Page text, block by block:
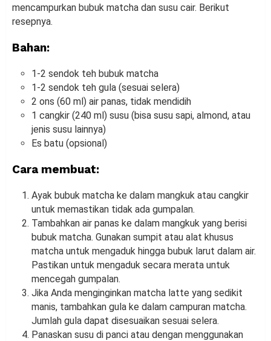
mencampurkan bubuk matcha dan susu cair. Berikut
resepnya.
Bahan:
1-2 sendok teh bubuk matcha
1-2 sendok teh gula (sesuai selera)
2 ons (60 ml) air panas, tidak mendidih
1 cangkir (240 ml) susu (bisa susu sapi, almond, atau
jenis susu lainnya)
Es batu (opsional)
Cara membuat:
Ayak bubuk matcha ke dalam mangkuk atau cangkir
untuk memastikan tidak ada gumpalan.
Tambahkan air panas ke dalam mangkuk yang berisi
bubuk matcha. Gunakan sumpit atau alat khusus
matcha untuk mengaduk hingga bubuk larut dalam air.
Pastikan untuk mengaduk secara merata untuk
mencegah gumpalan.
Jika Anda menginginkan matcha latte yang sedikit
manis, tambahkan gula ke dalam campuran matcha.
Jumlah gula dapat disesuaikan sesuai selera.
Panaskan susu di panci atau dengan menggunakan